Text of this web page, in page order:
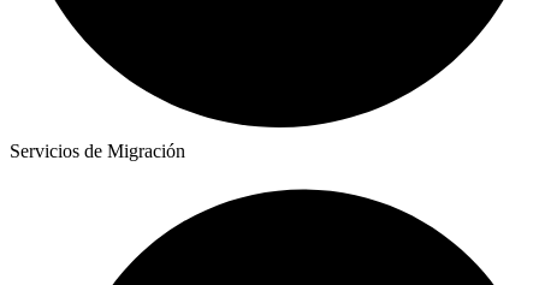
Servicios de Migración